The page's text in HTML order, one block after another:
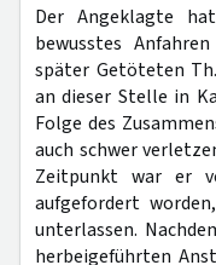
Der Angeklagte
bewusstes
später Getöteten
an dieser Stelle in
Folge des
auch schwer
Zeitpunkt war er
aufgefordert
unterlassen.
herbeigeführten